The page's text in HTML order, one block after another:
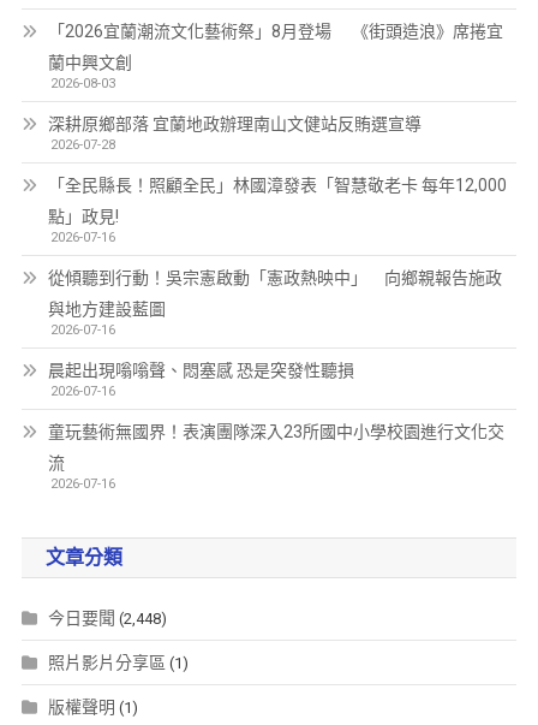
「2026宜蘭潮流文化藝術祭」8月登場 《街頭造浪》席捲宜
蘭中興文創
2026-08-03
深耕原鄉部落 宜蘭地政辦理南山文健站反賄選宣導
2026-07-28
「全民縣長！照顧全民」林國漳發表「智慧敬老卡 每年12,000
點」政見!
2026-07-16
從傾聽到行動！吳宗憲啟動「憲政熱映中」 向鄉親報告施政
與地方建設藍圖
2026-07-16
晨起出現嗡嗡聲、悶塞感 恐是突發性聽損
2026-07-16
童玩藝術無國界！表演團隊深入23所國中小學校園進行文化交
流
2026-07-16
文章分類
今日要聞 (2,448)
照片影片分享區 (1)
版權聲明 (1)